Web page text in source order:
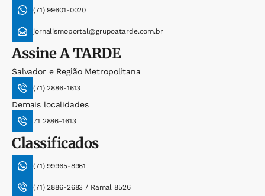
(71) 99601-0020
jornalismoportal@grupoatarde.com.br
AssineA TARDE
Salvador e Região Metropolitana
(71) 2886-1613
Demais localidades
71 2886-1613
Classificados
(71) 99965-8961
(71) 2886-2683 / Ramal 8526